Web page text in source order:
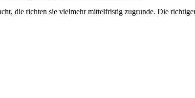
die richten sie vielmehr mittelfristig zugrunde. Die